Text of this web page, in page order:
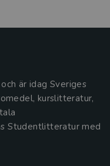
är idag Sveriges
kurslitteratur,
Studentlitteratur med